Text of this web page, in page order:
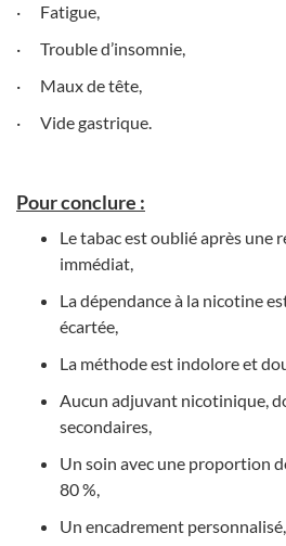
·
Fatigue,
·
Trouble d’insomnie,
·
Maux de tête,
·
Vide gastrique.
Pour conclure :
Le tabac est oublié après une
immédiat,
La dépendance à la nicotine
écartée,
La méthode est indolore et
Aucun adjuvant nicotinique,
secondaires,
Un soin avec une proportion
80 %,
Un encadrement personnalisé,